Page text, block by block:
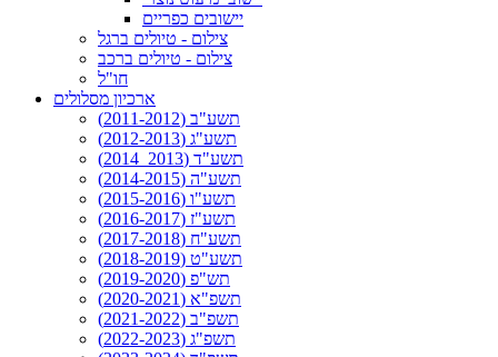
יישובים כפריים
צילום - טיולים ברגל
צילום - טיולים ברכב
חו"ל
ארכיון מסלולים
תשע"ב (2011-2012)
תשע"ג (2012-2013)
תשע"ד (2013_2014)
תשע"ה (2014-2015)
תשע"ו (2015-2016)
תשע"ז (2016-2017)
תשע"ח (2017-2018)
תשע"ט (2018-2019)
תש"פ (2019-2020)
תשפ"א (2020-2021)
תשפ"ב (2021-2022)
תשפ"ג (2022-2023)